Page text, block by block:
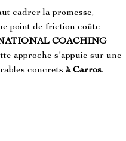
cadrer la promesse,
point de friction coûte
COACHING
approche s’appuie sur une
concrets à Carros.